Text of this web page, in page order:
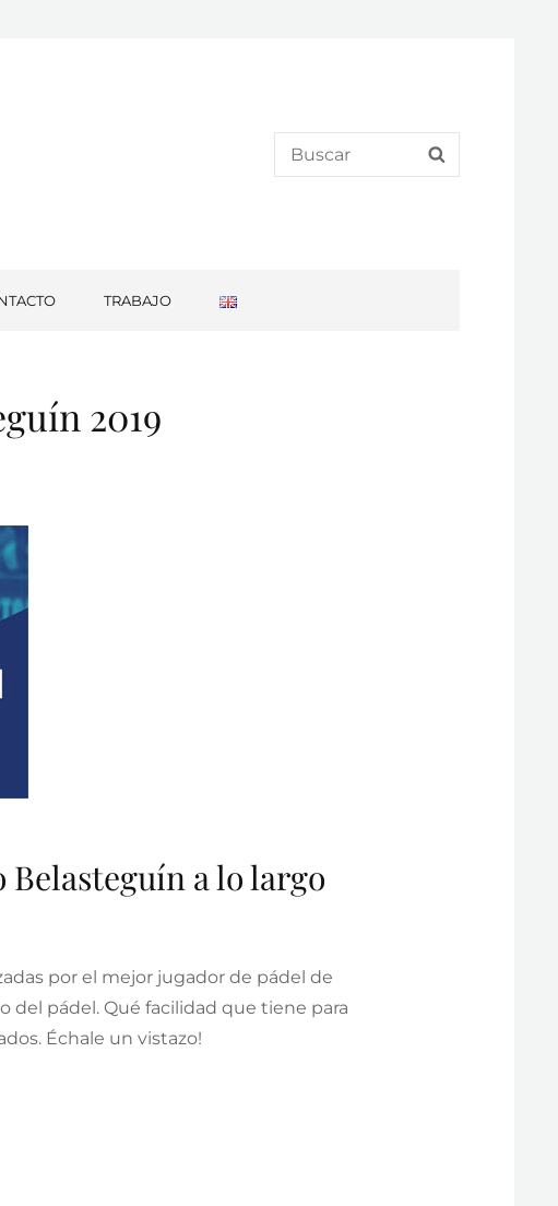
Search
for:
TRABAJO
2019
a lo largo
por el mejor jugador de pádel de
del pádel. Qué facilidad que tiene para
Échale un vistazo!